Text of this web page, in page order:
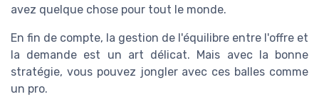
avez quelque chose pour tout le monde.
En fin de compte, la gestion de l'équilibre entre l'offre et
la demande est un art délicat. Mais avec la bonne
stratégie, vous pouvez jongler avec ces balles comme
un pro.